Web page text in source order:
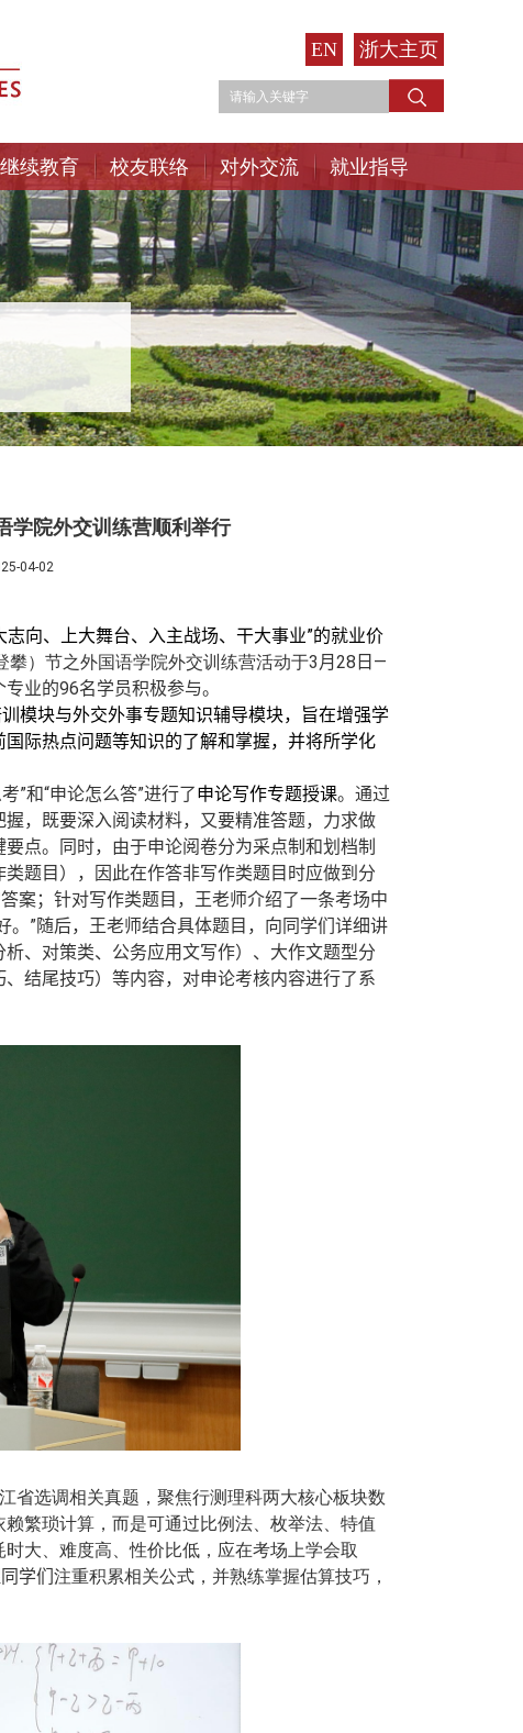
EN 浙大主页
继续教育 校友联络 对外交流 就业指导
学院外交训练营顺利举行
04-02
向、上大舞台、入主战场、干大事业”的就业价
攀）节之外国语学院外交训练营活动于3月 28 日—
专业的96名学员积极参与。
模块与外交外事专题知识辅导模块，旨在增强学
际热点问题等知识的了解和掌握， 并将所学化
”和“申论怎么答”进行了申论写作专题授课。通过
，既要深入阅读材料，又要精准答题，力求做
点。
同时， 由于申论阅卷分为采点制和划档制
题目），因此在作答非写作类题目时应做到分
案； 针对写作类题目，王老师介绍了一条考场中
。”随后，王老师结合具体题目，向同学们详细讲
、对策类、公务应用文写作）、大作文题型分
结尾技巧）等内容，对申论考核内容进行了系
省选调相关真题，聚焦行测理科两大核心板块数
繁琐计算，而是可通过比例法、枚举法、特值
大、难度高、性价比低，应在考场上学会取
学们注重积累相关公式，并熟练掌握估算技巧，